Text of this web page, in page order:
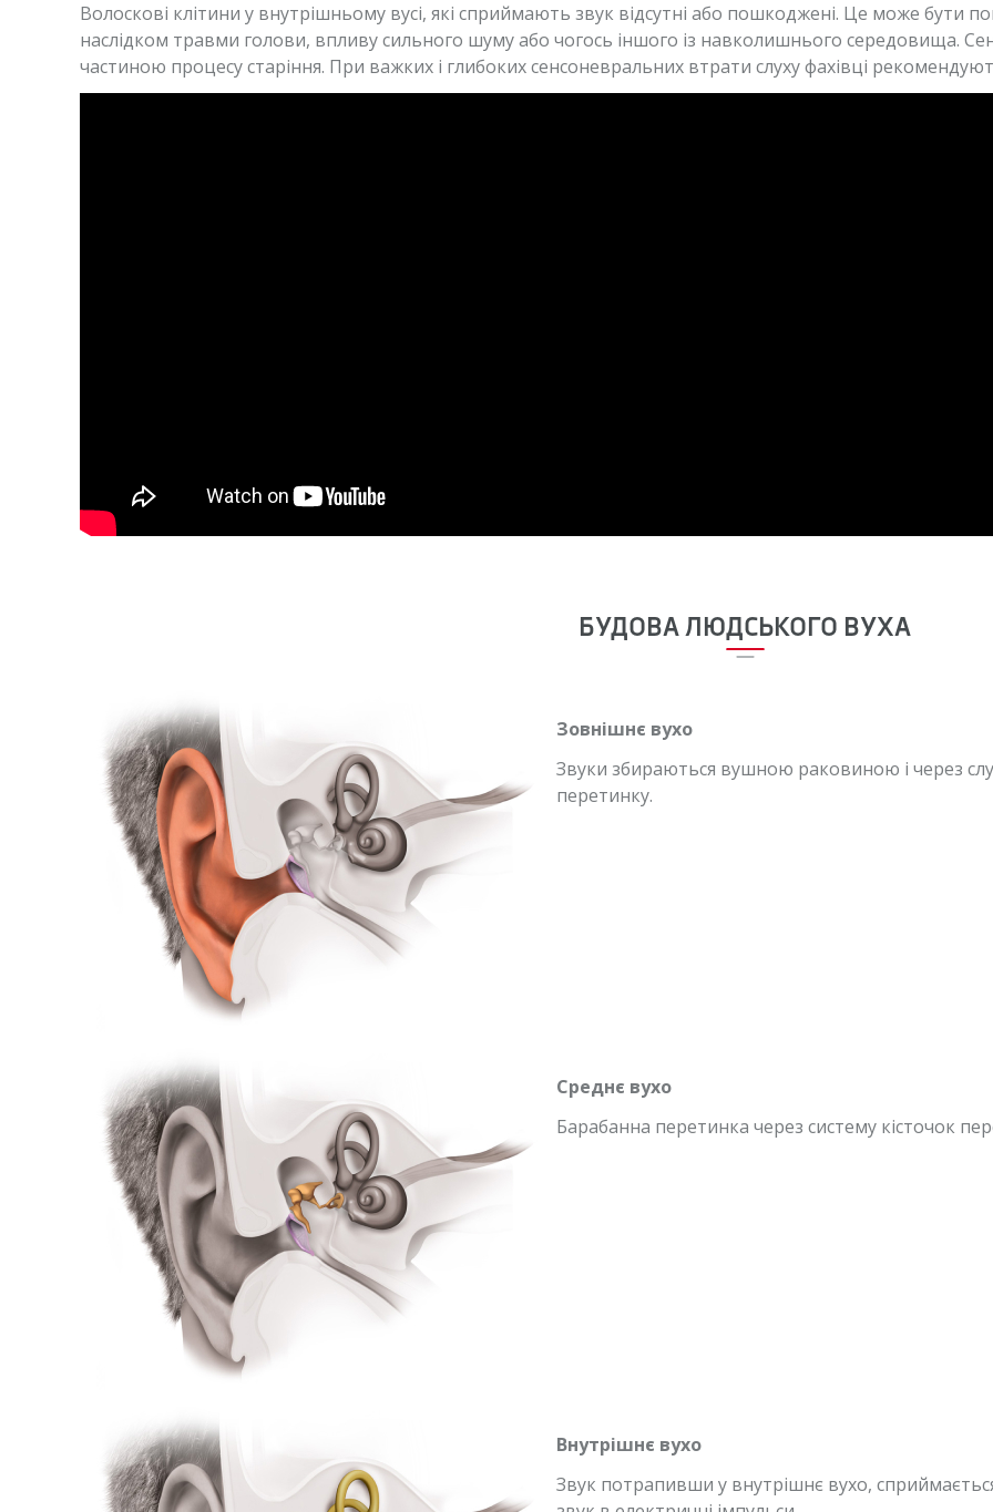
Волоскові клітини у внутрішньому вусі, які сприймають звук відсутні або пошкоджені. Це може
наслідком травми голови, впливу сильного шуму або чогось іншого із навколишнього середовища.
частиною процесу старіння. При важких і глибоких сенсоневральних втрати слуху фахівці
БУДОВА ЛЮДСЬКОГО ВУХА
Зовнішнє вухо
Звуки збираються вушною раковиною і через
перетинку.
Среднє вухо
Барабанна перетинка через систему кісточок
Внутрішнє вухо
Звук потрапивши у внутрішнє вухо,